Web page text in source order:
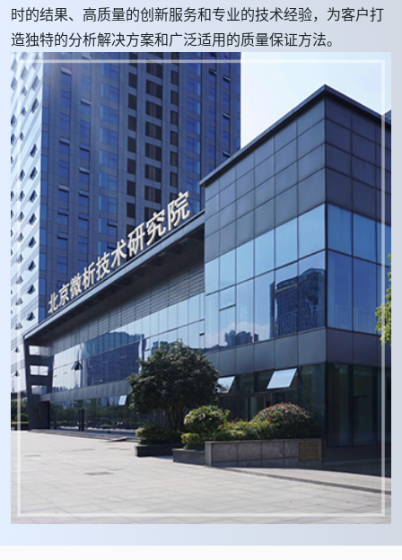
时的结果、高质量的创新服务和专业的技术经验，为客户打
造独特的分析解决方案和广泛适用的质量保证方法。